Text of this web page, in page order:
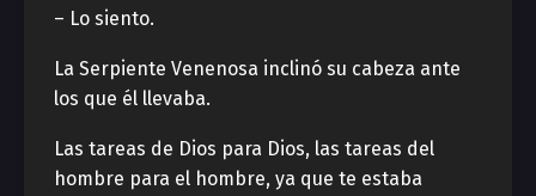
– Lo siento.
La Serpiente Venenosa inclinó su cabeza ante
los que él llevaba.
Las tareas de Dios para Dios, las tareas del
hombre para el hombre, ya que te estaba